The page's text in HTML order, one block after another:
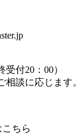
受付20：00）
談に応じます。
こちら